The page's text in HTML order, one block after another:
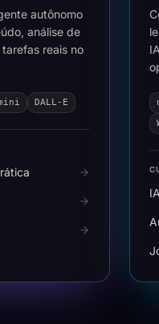
autônomo
análise de
reais no
DALL-E